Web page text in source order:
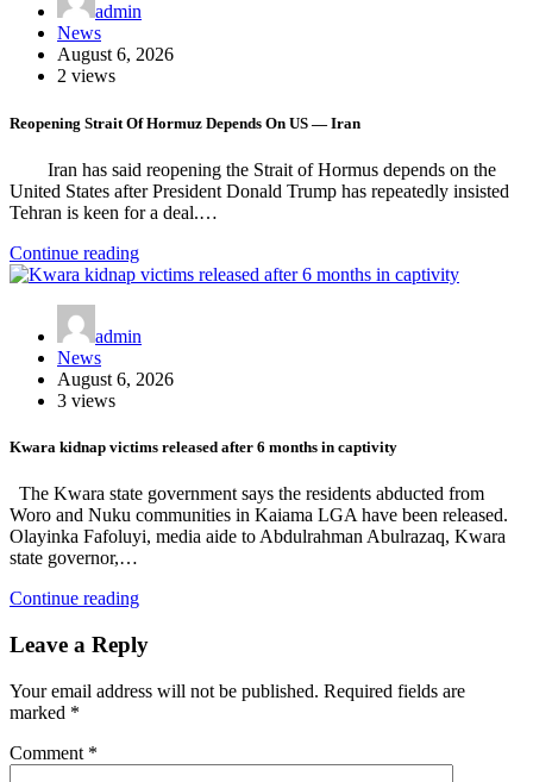
admin
News
August 6, 2026
2 views
Reopening Strait Of Hormuz Depends On US — Iran
Iran has said reopening the Strait of Hormus depends on the
United States after President Donald Trump has repeatedly insisted
Tehran is keen for a deal.…
Continue reading
admin
News
August 6, 2026
3 views
Kwara kidnap victims released after 6 months in captivity
The Kwara state government says the residents abducted from
Woro and Nuku communities in Kaiama LGA have been released.
Olayinka Fafoluyi, media aide to Abdulrahman Abulrazaq, Kwara
state governor,…
Continue reading
Leave a Reply
Your email address will not be published. Required fields are
marked *
Comment *